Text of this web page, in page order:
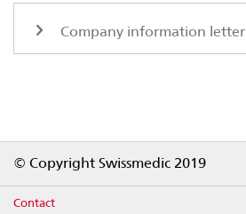
Company information letter
© Copyright Swissmedic 2019
Contact